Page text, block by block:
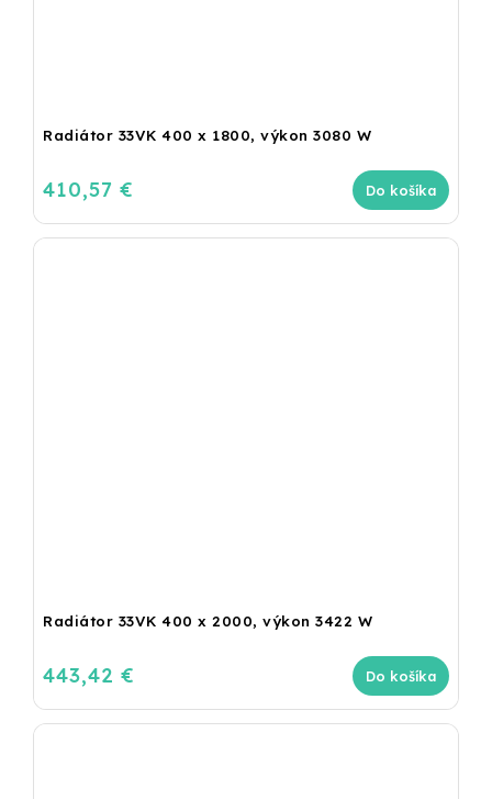
Radiátor 33VK 400 x 1800, výkon 3080 W
410,57 € Do košíka
Radiátor 33VK 400 x 2000, výkon 3422 W
443,42 € Do košíka